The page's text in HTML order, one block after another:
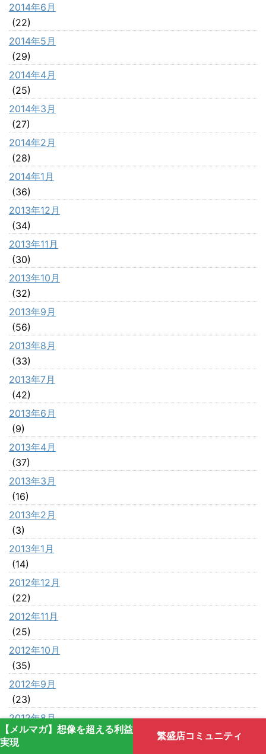
【メルマガ】想像を超える利益
実現
繁盛店コミュニティ
2014年6月
(22)
2014年5月
(29)
2014年4月
(25)
2014年3月
(27)
2014年2月
(28)
2014年1月
(36)
2013年12月
(34)
2013年11月
(30)
2013年10月
(32)
2013年9月
(56)
2013年8月
(33)
2013年7月
(42)
2013年6月
(9)
2013年4月
(37)
2013年3月
(16)
2013年2月
(3)
2013年1月
(14)
2012年12月
(22)
2012年11月
(25)
2012年10月
(35)
2012年9月
(23)
2012年8月
(42)